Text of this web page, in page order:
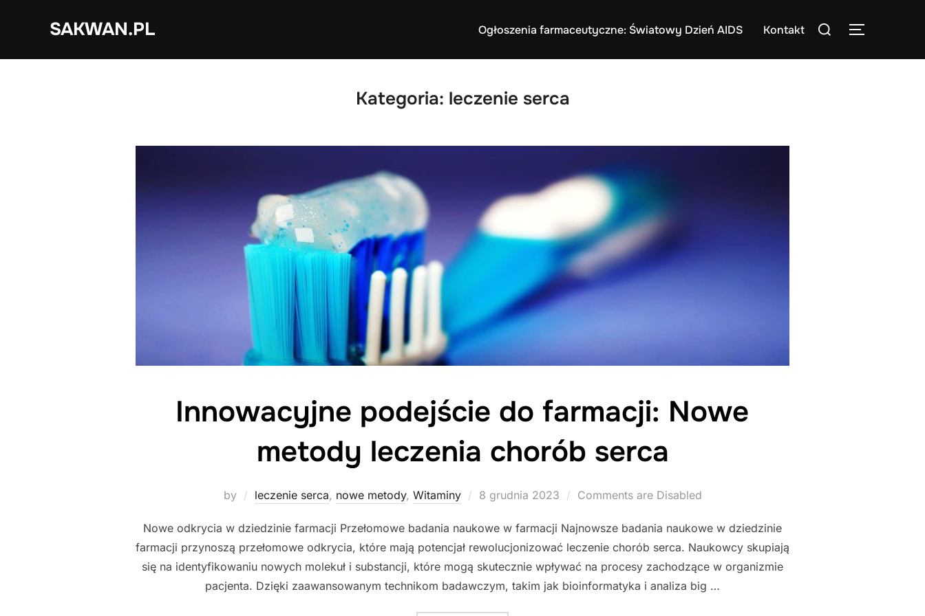
SAKWAN.PL Ogłoszenia farmaceutyczne: Światowy Dzień AIDS Kontakt
Search
TOGGLE
Kategoria: leczenie serca
Innowacyjne podejście do farmacji: Nowe
metody leczenia chorób serca
by leczenie serca, nowe metody, Witaminy
Posted
8 grudnia 2023 Comments are Disabled
Nowe odkrycia w dziedzinie farmacji Przełomowe badania naukowe w farmacji Najnowsze badania naukowe w dziedzinie
farmacji przynoszą przełomowe odkrycia, które mają potencjał rewolucjonizować leczenie chorób serca. Naukowcy skupiają
się na identyfikowaniu nowych molekuł i substancji, które mogą skutecznie wpływać na procesy zachodzące w organizmie
pacjenta. Dzięki zaawansowanym technikom badawczym, takim jak bioinformatyka i analiza big …